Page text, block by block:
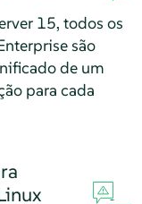
15, todos os
são
de um
para cada